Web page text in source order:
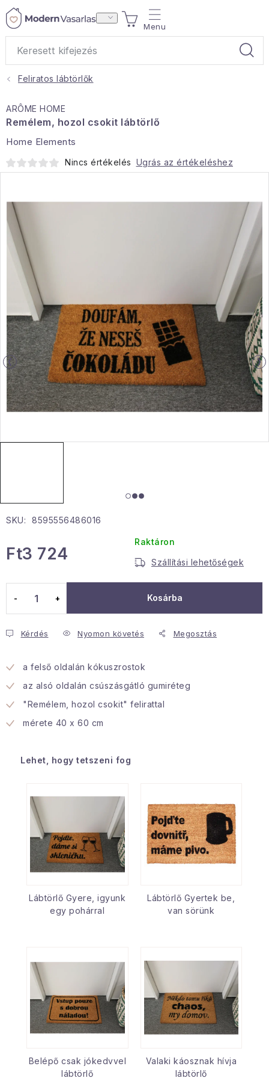
Ugrás
KOSÁR
Otthoni illatok
Háztartás
Hobbi és kert
Gyűjtemény
Egészség és szépség
Sport és szabadban
Gyermekeknek
Sziasztok, hív a nyár.
Karácsonyi esemény
Januári akció
Hogyan kell panaszkodni / visszaadni az áruka
Érintkezés
Rólunk
Feliratos lábtörlők
SKU: 8595556486016
Ft3 724
Raktáron
Szállítási lehetőségek
Kosárba
Kérdés Nyomon követés Megosztás
a felső oldalán kókuszrostok
az alsó oldalán csúszásgátló gumiréteg
"Remélem, hozol csokit" felirattal
mérete 40 x 60 cm
Lehet, hogy tetszeni fog
Lábtörlő Gyere, igyunk
egy pohárral
Lábtörlő Gyertek be,
van sörünk
Belépő csak jókedvvel
lábtörlő
Valaki káosznak hívja
lábtörlő
ARÔME HOME
Remélem, hozol csokit lábtörlő
Home Elements
Nincs értékelés Ugrás az értékeléshez